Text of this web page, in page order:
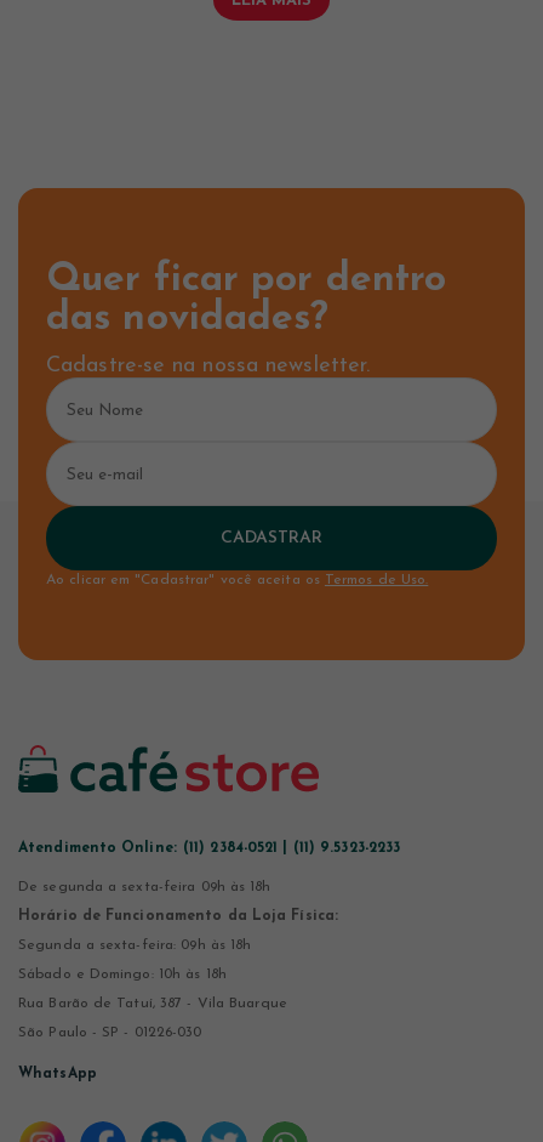
Quer ficar por dentro
das novidades?
Cadastre-se na nossa newsletter.
CADASTRAR
Ao clicar em "Cadastrar" você aceita os Termos de Uso.
Atendimento Online: (11) 2384-0521 | (11) 9.5323-2233
De segunda a sexta-feira 09h às 18h
Horário de Funcionamento da Loja Física:
Segunda a sexta-feira: 09h às 18h
Sábado e Domingo: 10h às 18h
Rua Barão de Tatuí, 387 - Vila Buarque
São Paulo - SP - 01226-030
WhatsApp